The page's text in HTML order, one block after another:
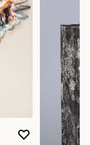
VOUS
FERMER
OUVRIR LA